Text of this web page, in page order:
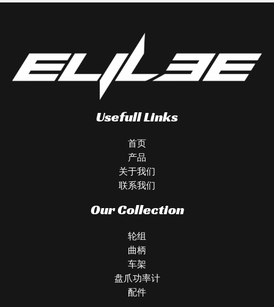
Usefull Links
首页
产品
关于我们
联系我们
Our Collection
轮组
曲柄
车架
盘爪功率计
配件